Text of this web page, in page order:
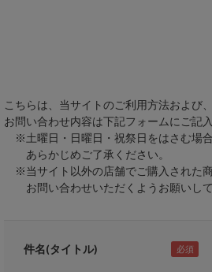
こちらは、当サイトのご利用方法および
お問い合わせ内容は下記フォームにご記
※土曜日・日曜日・祝祭日をはさむ場
あらかじめご了承ください。
※当サイト以外の店舗でご購入された
お問い合わせいただくようお願いして
件名(タイトル)